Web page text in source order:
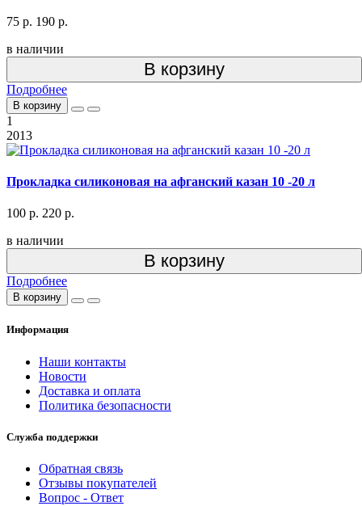
75 р. 190 р.
в наличии
В корзину
Подробнее
В корзину
1
2013
Прокладка силиконовая на афганский казан 10 -20 л
100 р. 220 р.
в наличии
В корзину
Подробнее
В корзину
Информация
Наши контакты
Новости
Доставка и оплата
Политика безопасности
Служба поддержки
Обратная связь
Отзывы покупателей
Вопрос - Ответ